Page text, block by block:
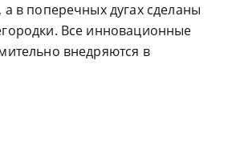
в поперечных дугах сделаны
Все инновационные
внедряются в